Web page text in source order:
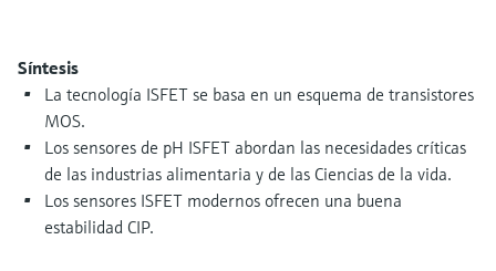
Encuentre información y documentación
específicas sobre los productos.
Buscador de repuestos
Encuentre repuestos por raíz del producto,
código de pedido o número de serie
Medición de nivel por barrera de
microondas
Level measurement with pressure
Ver todos
microondas
Memosens technology
Ver todos
para una toma de decisiones más
sólida y fundamentada
Síntesis
La tecnología ISFET se basa en un esquema de transistores
MOS.
Los sensores de pH ISFET abordan las necesidades críticas
de las industrias alimentaria y de las Ciencias de la vida.
Los sensores ISFET modernos ofrecen una buena
estabilidad CIP.